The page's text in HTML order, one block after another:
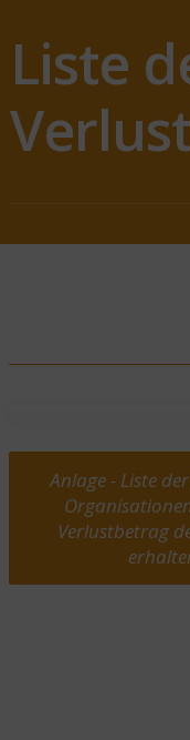
Liste
Anlage - Liste
Verlustbetrag